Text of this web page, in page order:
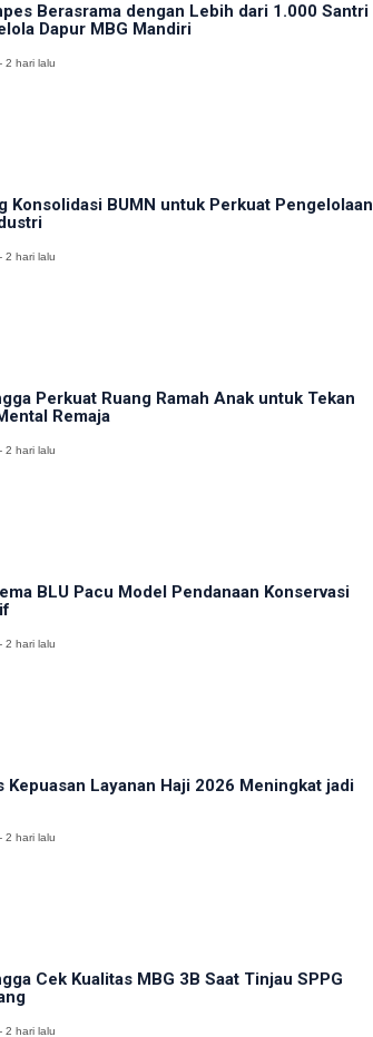
Berasrama dengan Lebih dari 1.000 Santri
Dapur MBG Mandiri
2 hari lalu
Konsolidasi BUMN untuk Perkuat Pengelolaan
2 hari lalu
Perkuat Ruang Ramah Anak untuk Tekan
Remaja
2 hari lalu
BLU Pacu Model Pendanaan Konservasi
2 hari lalu
Kepuasan Layanan Haji 2026 Meningkat jadi
2 hari lalu
Cek Kualitas MBG 3B Saat Tinjau SPPG
2 hari lalu